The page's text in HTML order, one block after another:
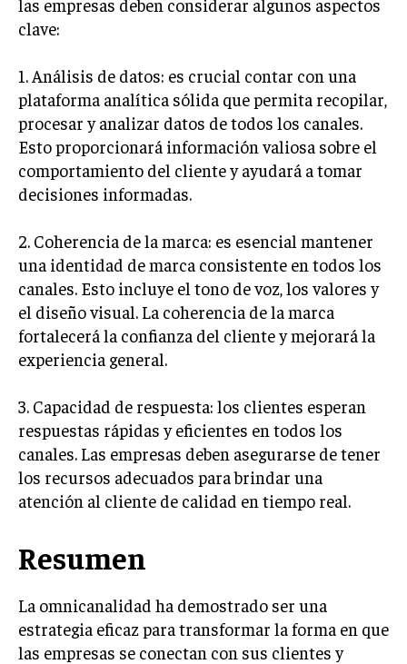
ÉTICA EMPRESARIAL Y RESPONSABILIDAD
BLOG
Últimas entradas
Silvia Delgado
electrónico. Me fascina observar cómo la
tecnología ha transformado la forma en que
compramos y vendemos. En mi tiempo libre,
disfruto del senderismo, apreciando la belleza natural y la
tranquilidad que ofrece cada sendero.
Aparece en periódicos digitales y domina los buscadores,
Infórmate aquí.
las empresas deben considerar algunos aspectos
clave:
1. Análisis de datos: es crucial contar con una
plataforma analítica sólida que permita recopilar,
procesar y analizar datos de todos los canales.
Esto proporcionará información valiosa sobre el
comportamiento del cliente y ayudará a tomar
decisiones informadas.
2. Coherencia de la marca: es esencial mantener
una identidad de marca consistente en todos los
canales. Esto incluye el tono de voz, los valores y
el diseño visual. La coherencia de la marca
fortalecerá la confianza del cliente y mejorará la
experiencia general.
3. Capacidad de respuesta: los clientes esperan
respuestas rápidas y eficientes en todos los
canales. Las empresas deben asegurarse de tener
los recursos adecuados para brindar una
atención al cliente de calidad en tiempo real.
Resumen
La omnicanalidad ha demostrado ser una
estrategia eficaz para transformar la forma en que
las empresas se conectan con sus clientes y